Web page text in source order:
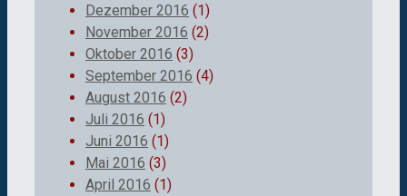
Dezember 2016 (1)
November 2016 (2)
Oktober 2016 (3)
September 2016 (4)
August 2016 (2)
Juli 2016 (1)
Juni 2016 (1)
Mai 2016 (3)
April 2016 (1)